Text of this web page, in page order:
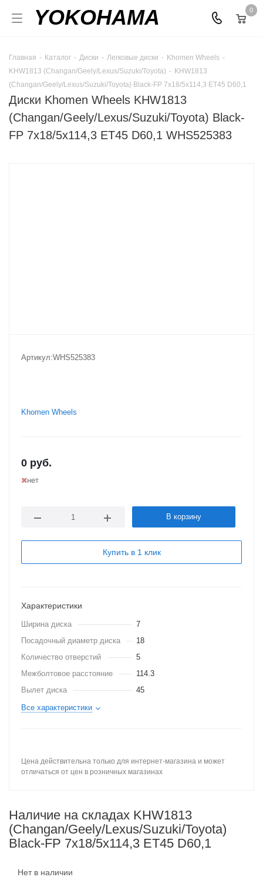
YOKOHAMA 0
Главная - Каталог - Диски - Легковые диски - Khomen Wheels -
KHW1813 (Changan/Geely/Lexus/Suzuki/Toyota) - KHW1813
(Changan/Geely/Lexus/Suzuki/Toyota) Black-FP 7x18/5x114,3 ET45 D60,1
Диски Khomen Wheels KHW1813
(Changan/Geely/Lexus/Suzuki/Toyota) Black-
FP 7x18/5x114,3 ET45 D60,1 WHS525383
Артикул:WHS525383
Khomen Wheels
0 руб.
нет
В корзину
Купить в 1 клик
Характеристики
Ширина диска
7
Посадочный диаметр диска
18
Количество отверстий
5
Межболтовое расстояние
114.3
Вылет диска
45
Все характеристики
Цена действительна только для интернет-магазина и может
отличаться от цен в розничных магазинах
Наличие на складах KHW1813
(Changan/Geely/Lexus/Suzuki/Toyota)
Black-FP 7x18/5x114,3 ET45 D60,1
Нет в наличии